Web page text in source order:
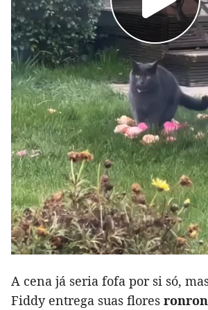
A cena já seria fofa por si só,
Fiddy entrega suas flores